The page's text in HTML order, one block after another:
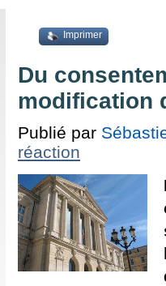
Imprimer
Du
modification
Publié par
réaction